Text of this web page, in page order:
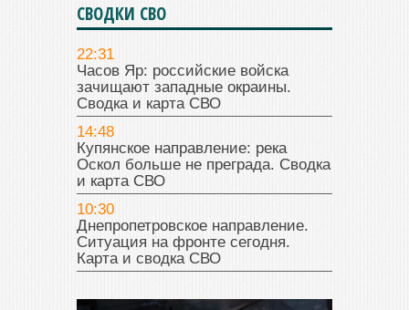
СВОДКИ СВО
22:31
Часов Яр: российские войска
зачищают западные окраины.
Сводка и карта СВО
14:48
Купянское направление: река
Оскол больше не преграда. Сводка
и карта СВО
10:30
Днепропетровское направление.
Ситуация на фронте сегодня.
Карта и сводка СВО